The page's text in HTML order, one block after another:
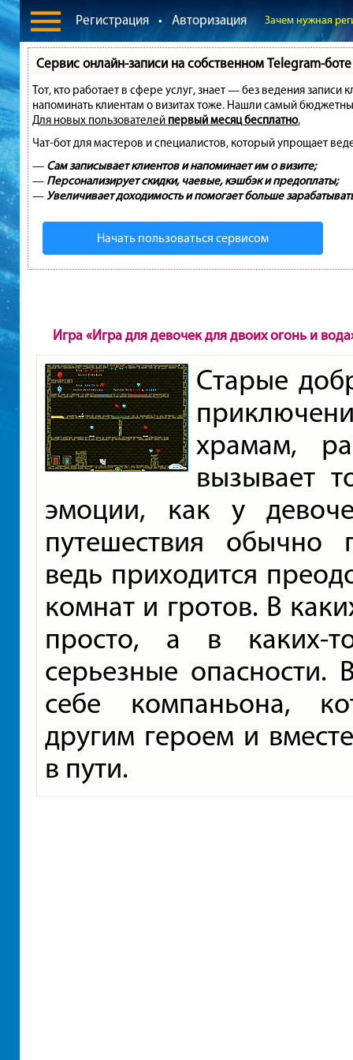
Регистрация • Авторизация Зачем нужная
Сервис онлайн-записи на собственном Telegram-боте
Тот, кто работает в сфере услуг, знает — без ведения
напоминать клиентам о визитах тоже. Нашли самый
Для новых пользователей первый месяц бесплатно.
Чат-бот для мастеров и специалистов, который упрощает
— Сам записывает клиентов и напоминает им о визите;
— Персонализирует скидки, чаевые, кэшбэк и предоплаты;
—Увеличивает доходимость и помогает больше
Начать пользоваться сервисом
Игра «Игра для девочек для двоих огонь и
Старые
храмам,
вызывает
эмоции, как у
путешествия обычно
ведь приходится
комнат и гротов. В
просто, а в каких-
серьезные
себе компаньона,
другим героем и
в пути.